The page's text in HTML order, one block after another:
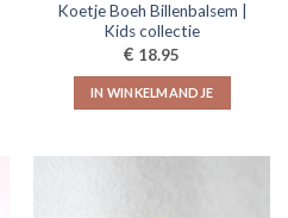
Koetje Boeh Billenbalsem |
Kids collectie
€ 18.95
IN WINKELMANDJE